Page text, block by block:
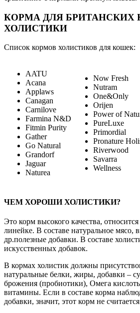
КОРМА ДЛЯ БРИТАНСКИХ
ХОЛИСТИКИ
Список кормов холистиков для кошек:
AATU
Acana
Applaws
Canagan
Carnilove
Farmina N&D
Fitmin Purity
Gather
Go Natural
Grandorf
Jaguar
Naturea
Now Fresh
Nutram
One&Only
Orijen
Power of
PureLuxe
Primordial
Pronature
Riverwood
Savarra
Wellness
ЧЕМ ХОРОШИ ХОЛИСТИКИ?
Это корм высокого качества,
линейке. В составе натуральное
др.полезные добавки. В составе
искусственных добавок.
В кормах холистик должны
натуральные белки, жиры, добавки –
брожения (пробиотики), Омега
витамины. Если в составе корма
добавки, значит, этот корм не